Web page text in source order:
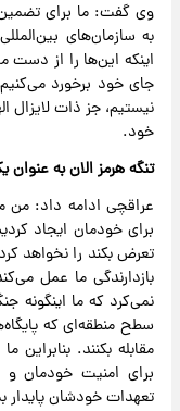
وی گفت: ما برای تضمین
به سازمان‌های
اینکه این‌ها را از
جای خود برخورد
نیستیم، جز ذات لایزال
خود.
تنگه هرمز الان به عنوان
عراقچی ادامه داد: من
برای خودمان ایجاد
تعرض بکند را نخواهد
بازدارندگی ما عمل
نمی‌کرد که ما اینگونه
سطح منطقه‌ای که
مقابله بکنند.
برای امنیت خودمان
تعهدات خودشان پایدار